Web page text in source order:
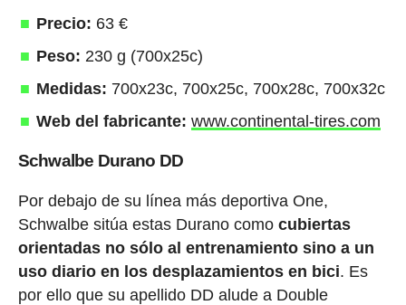
Precio: 63 €
Peso: 230 g (700x25c)
Medidas: 700x23c, 700x25c, 700x28c, 700x32c
Web del fabricante: www.continental-tires.com
Schwalbe Durano DD
Por debajo de su línea más deportiva One,
Schwalbe sitúa estas Durano como cubiertas
orientadas no sólo al entrenamiento sino a un
uso diario en los desplazamientos en bici. Es
por ello que su apellido DD alude a Double